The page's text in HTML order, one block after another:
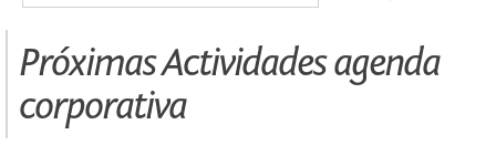
Próximas Actividades agenda
corporativa